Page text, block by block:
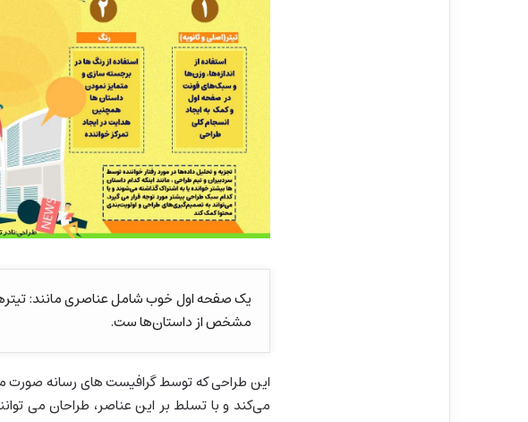
یک صفحه اول خوب شامل عناصری مانند:
مشخص از داستان‌ها ست.
این طراحی که توسط گرافیست های رسانه صورت
می‌کند و با تسلط بر این عناصر، طراحان می